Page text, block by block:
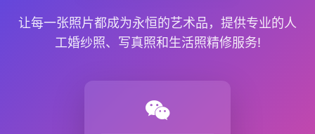
让每一张照片都成为永恒的艺术品，提供专业的人
工婚纱照、写真照和生活照精修服务!